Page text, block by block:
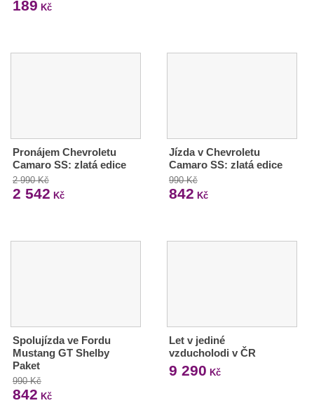
189 Kč
Pronájem Chevroletu
Camaro SS: zlatá edice
2 990 Kč
2 542 Kč
Jízda v Chevroletu
Camaro SS: zlatá edice
990 Kč
842 Kč
Spolujízda ve Fordu
Mustang GT Shelby
Paket
990 Kč
842 Kč
Let v jediné
vzducholodi v ČR
9 290 Kč